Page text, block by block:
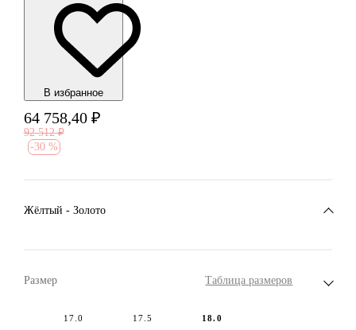
В избранноe
64 758,40 ₽
92 512 ₽
-30 %
Жёлтый - Золото
Размер Таблица размеров
17.0 17.5 18.0